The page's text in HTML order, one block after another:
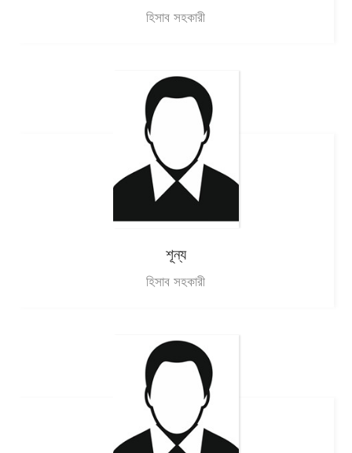
হিসাব সহকারী
শূন্য
হিসাব সহকারী